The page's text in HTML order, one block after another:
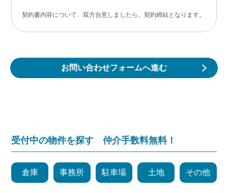
契約書内容について、双方合意しましたら、契約締結となります。
お問い合わせフォームへ進む
受付中の物件を探す 仲介手数料無料！
倉庫 事務所 駐車場 土地 その他